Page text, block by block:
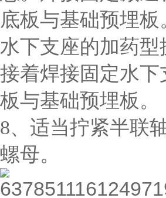
底板与基础预埋
水下支座的加药型
接着焊接固定水下
板与基础预埋板。
8、适当拧紧半联
螺母。